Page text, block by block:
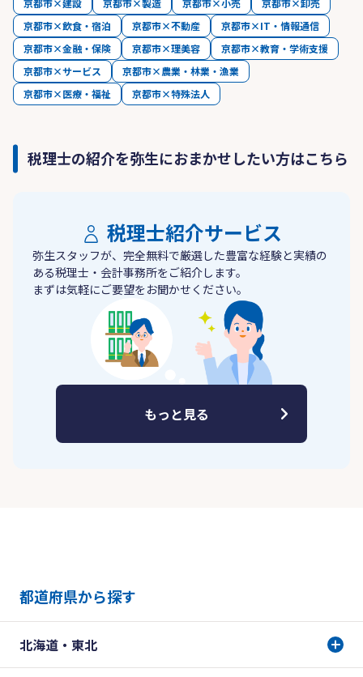
京都市×建設 京都市×製造 京都市×小売
京都市×卸売
京都市×飲食・宿泊
京都市×不動産
京都市×IT・情報通信
京都市×金融・保険
京都市×理美容
京都市×教育・学術支援
京都市×サービス
京都市×農業・林業・漁業
京都市×医療・福祉
京都市×特殊法人
税理士の紹介を弥生におまかせしたい方はこちら
税理士紹介サービス
弥生スタッフが、完全無料で厳選した豊富な経験と実績の
ある税理士・会計事務所をご紹介します。
まずは気軽にご要望をお聞かせください。
もっと見る
都道府県から探す
北海道・東北